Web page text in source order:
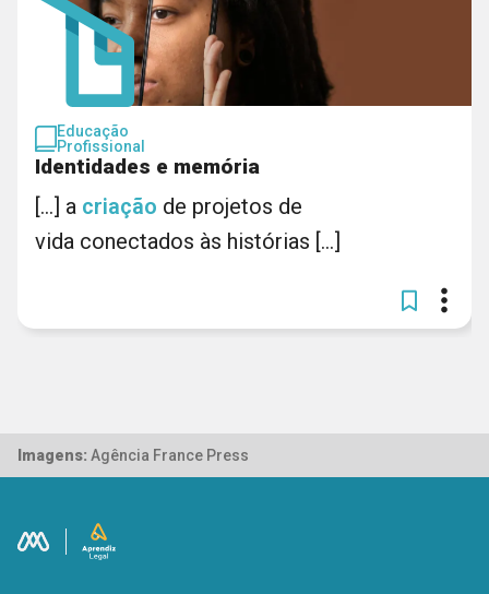
Educação
Profissional
Identidades e memória
[...] a criação de projetos de
vida conectados às histórias [...]
Imagens: Agência France Press